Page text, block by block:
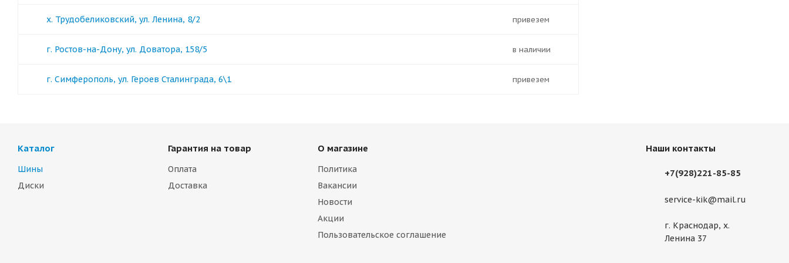
Привезем
х. Трудобеликовский, ул. Ленина, 8/2
в наличии
г. Ростов-на-Дону, ул. Доватора, 158/5
Привезем
г. Симферополь, ул. Героев Сталинграда, 6\1
Каталог
Шины
Диски
Гарантия на товар
Оплата
Доставка
О магазине
Политика
Вакансии
Новости
Акции
Пользовательское соглашение
Наши контакты
+7(928)221-85-85
service-kik@mail.ru
г. Краснодар, х.
Ленина 37